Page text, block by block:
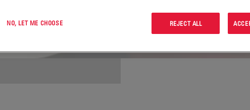
NO, LET ME CHOOSE REJECT ALL